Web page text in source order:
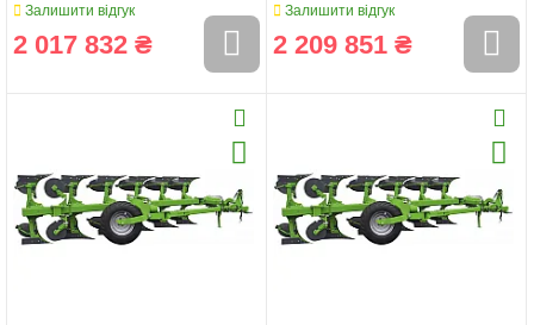
Залишити відгук
2 017 832 ₴
Залишити відгук
2 209 851 ₴